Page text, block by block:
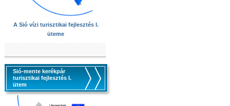
A Sió vízi turisztikai fejlesztés I.
üteme
Sió-mente kerékpár
turisztikai fejlesztés I.
ütem